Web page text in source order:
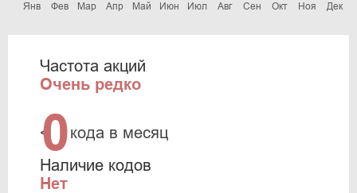
Янв Фев Мар Апр Май Июн Июл Авг Сен Окт Ноя Дек
Частота акций
Очень редко
<0кода в месяц
Наличие кодов
Нет